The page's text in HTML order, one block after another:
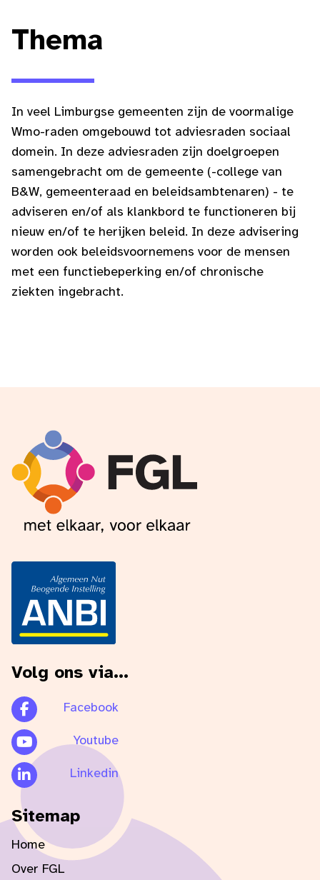
Thema
In veel Limburgse gemeenten zijn de voormalige
Wmo-raden omgebouwd tot adviesraden sociaal
domein. In deze adviesraden zijn doelgroepen
samengebracht om de gemeente (-college van
B&W, gemeenteraad en beleidsambtenaren) - te
adviseren en/of als klankbord te functioneren bij
nieuw en/of te herijken beleid. In deze advisering
worden ook beleidsvoornemens voor de mensen
met een functiebeperking en/of chronische
ziekten ingebracht.
Sitemap
Home
Over FGL
Volg ons via...
Facebook
Youtube
Linkedin